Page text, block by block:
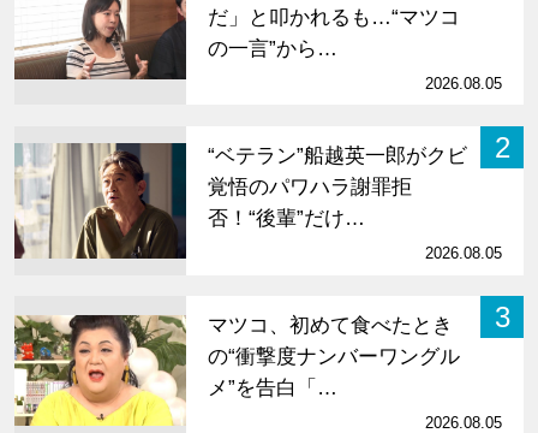
だ」と叩かれるも…“マツコ
の一言”から…
2026.08.05
2
“ベテラン”船越英一郎がクビ
覚悟のパワハラ謝罪拒
否！“後輩”だけ…
2026.08.05
3
マツコ、初めて食べたとき
の“衝撃度ナンバーワングル
メ”を告白「…
2026.08.05